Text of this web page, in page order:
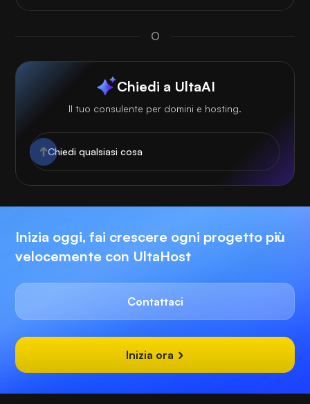
O
Chiedi a UltaAI
Il tuo consulente per domini e hosting.
Inizia oggi, fai crescere ogni progetto più
velocemente con UltaHost
Contattaci
Inizia ora